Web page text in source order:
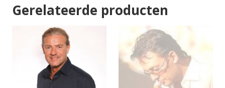
Gerelateerde producten